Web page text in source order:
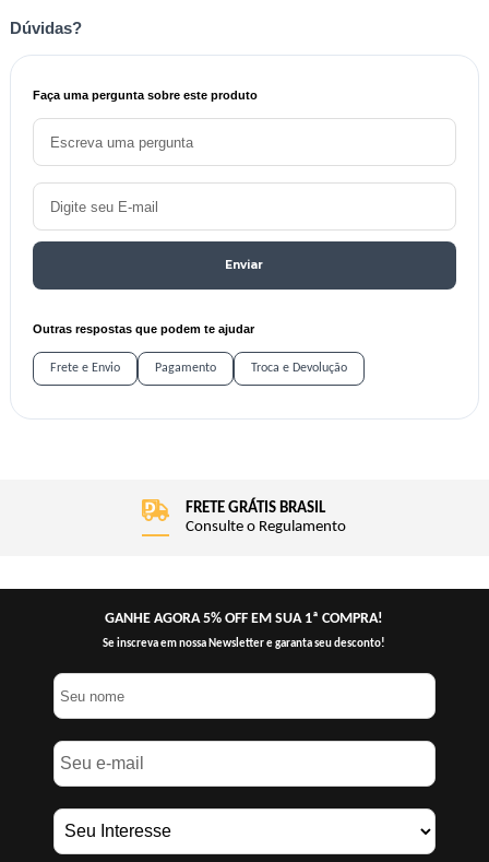
Dúvidas?
Faça uma pergunta sobre este produto
Enviar
Outras respostas que podem te ajudar
Frete e Envio Pagamento Troca e Devolução
FRETE GRÁTIS BRASIL
Consulte o Regulamento
GANHE AGORA 5% OFF EM SUA 1ª COMPRA!
Se inscreva em nossa Newsletter e garanta seu desconto!